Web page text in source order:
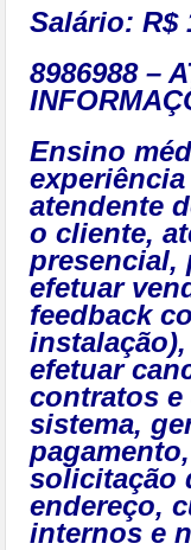
Salário: R$
8986988 –
Ensino
atendente
o cliente,
presencial,
efetuar
feedback
efetuar
contratos
sistema,
solicitação
endereço,
internos e